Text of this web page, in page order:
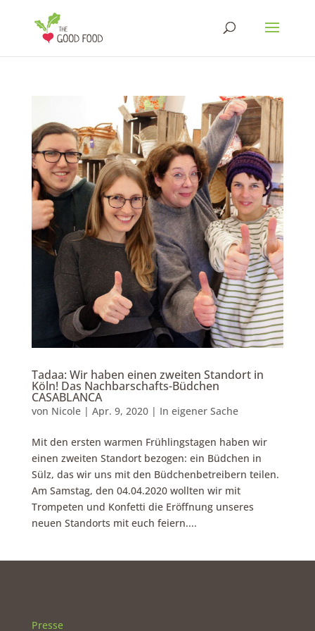
Tadaa: Wir haben einen zweiten Standort in
Köln! Das Nachbarschafts-Büdchen
CASABLANCA
von Nicole| Apr. 9, 2020| In eigener Sache
Mit den ersten warmen Frühlingstagen haben wir
einen zweiten Standort bezogen: ein Büdchen in
Sülz, das wir uns mit den Büdchenbetreibern teilen.
Am Samstag, den 04.04.2020 wollten wir mit
Trompeten und Konfetti die Eröffnung unseres
neuen Standorts mit euch feiern....
Presse